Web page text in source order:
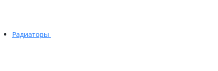
Радиаторы